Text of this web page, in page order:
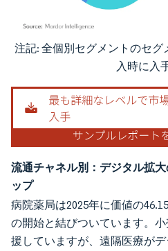
画像 © Mordor Intelligence。再利用には
注記: 全個別セグメントのセ
入時に入
流通チャネル別：デジタル拡
ップ
病院薬局は2025年に価値の
の開始と結びついています。
援していますが、遠隔医療が